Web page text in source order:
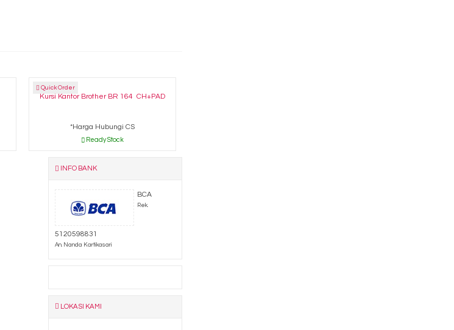
Quick Order
Kursi Kantor Brother BR 164 CH+PAD
*Harga Hubungi CS
Ready Stock
INFO BANK
BCA
Rek.
5120598831
An. Nanda Kartikasari
LOKASI KAMI